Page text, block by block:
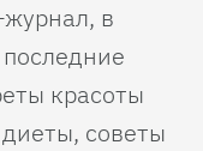
в
красоты
советы